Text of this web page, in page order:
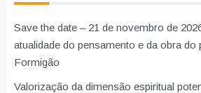
Save the date – 21 de novembro de
atualidade do pensamento e da obra do
Formigão
Valorização da dimensão espiritual